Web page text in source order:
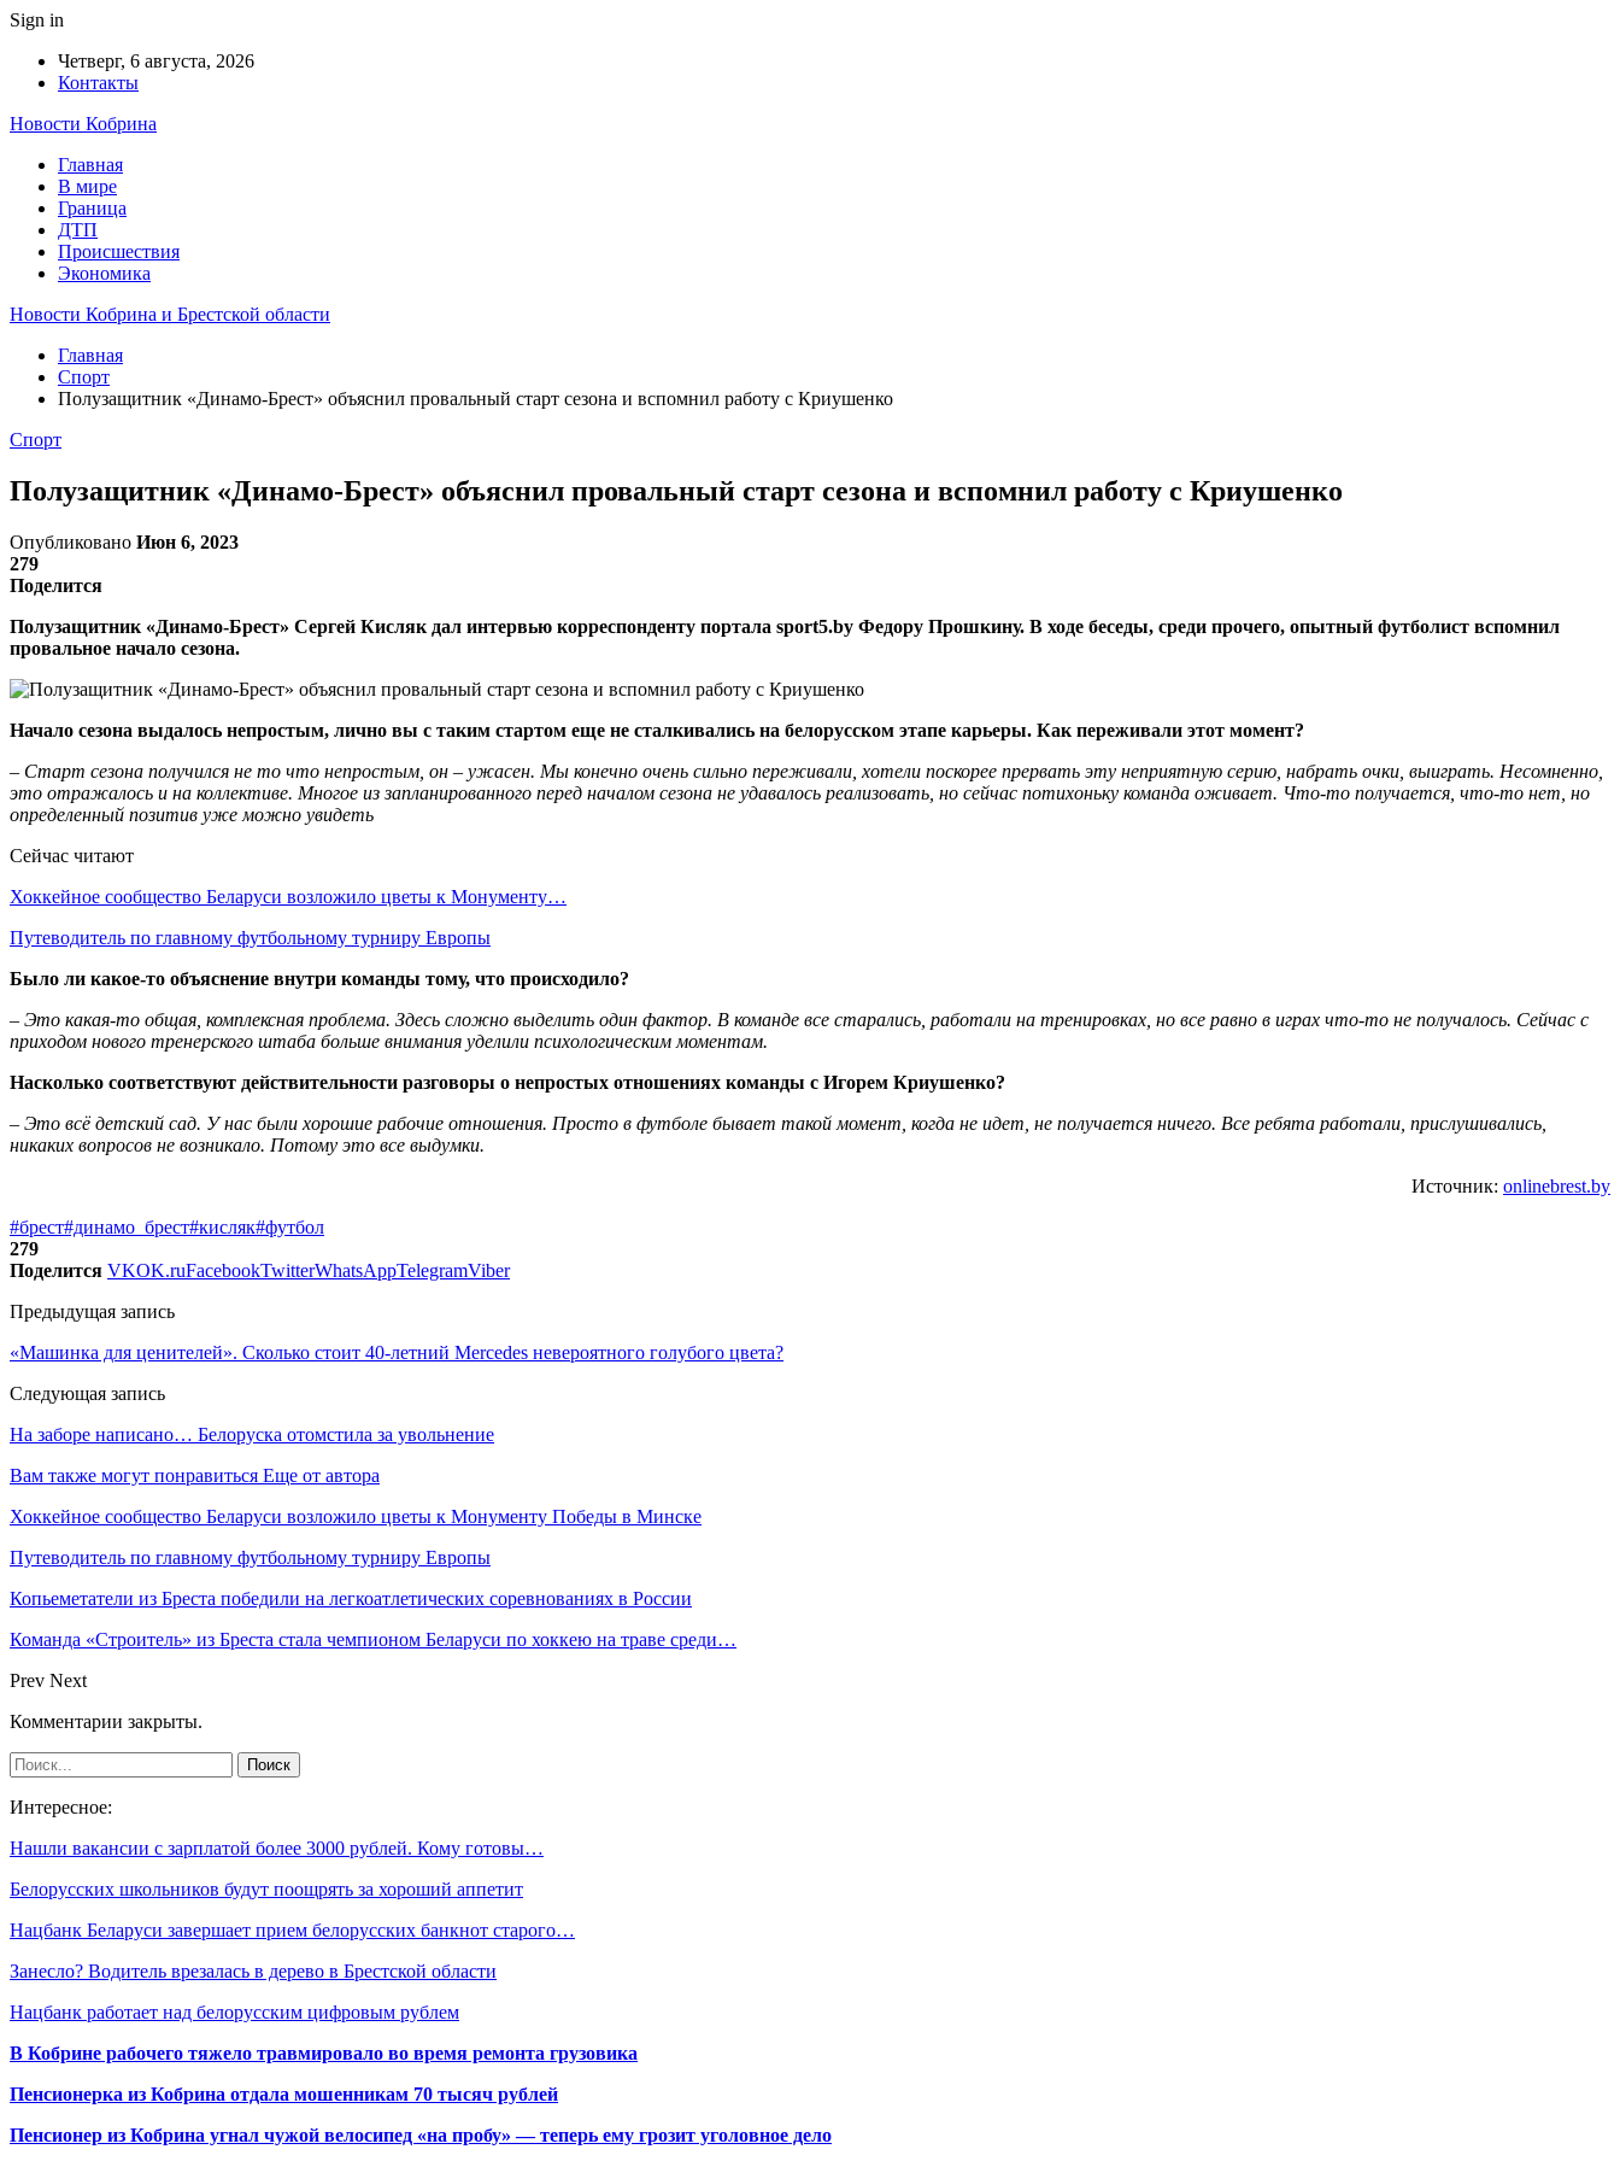
Sign in
Четверг, 6 августа, 2026
Контакты
Новости Кобрина
Главная
В мире
Граница
ДТП
Происшествия
Экономика
Новости Кобрина и Брестской области
Главная
Спорт
Полузащитник «Динамо-Брест» объяснил провальный старт сезона и вспомнил работу с Криушенко
Спорт
Полузащитник «Динамо-Брест» объяснил провальный старт сезона и вспомнил работу с Криушенко
Опубликовано Июн 6, 2023
279
Поделится
Полузащитник «Динамо-Брест» Сергей Кисляк дал интервью корреспонденту портала sport5.by Федору Прошкину. В ходе беседы, среди прочего, опытный футболист вспомнил
провальное начало сезона.
Начало сезона выдалось непростым, лично вы с таким стартом еще не сталкивались на белорусском этапе карьеры. Как переживали этот момент?
– Старт сезона получился не то что непростым, он – ужасен. Мы конечно очень сильно переживали, хотели поскорее прервать эту неприятную серию, набрать очки, выиграть. Несомненно,
это отражалось и на коллективе. Многое из запланированного перед началом сезона не удавалось реализовать, но сейчас потихоньку команда оживает. Что-то получается, что-то нет, но
определенный позитив уже можно увидеть
Сейчас читают
Хоккейное сообщество Беларуси возложило цветы к Монументу…
Путеводитель по главному футбольному турниру Европы
Было ли какое-то объяснение внутри команды тому, что происходило?
– Это какая-то общая, комплексная проблема. Здесь сложно выделить один фактор. В команде все старались, работали на тренировках, но все равно в играх что-то не получалось. Сейчас с
приходом нового тренерского штаба больше внимания уделили психологическим моментам.
Насколько соответствуют действительности разговоры о непростых отношениях команды с Игорем Криушенко?
– Это всё детский сад. У нас были хорошие рабочие отношения. Просто в футболе бывает такой момент, когда не идет, не получается ничего. Все ребята работали, прислушивались,
никаких вопросов не возникало. Потому это все выдумки.
Источник: onlinebrest.by
#брест#динамо_брест#кисляк#футбол
279
Поделится VKOK.ruFacebookTwitterWhatsAppTelegramViber
Предыдущая запись
«Машинка для ценителей». Сколько стоит 40-летний Mercedes невероятного голубого цвета?
Следующая запись
На заборе написано… Белоруска отомстила за увольнение
Вам также могут понравиться Еще от автора
Хоккейное сообщество Беларуси возложило цветы к Монументу Победы в Минске
Путеводитель по главному футбольному турниру Европы
Копьеметатели из Бреста победили на легкоатлетических соревнованиях в России
Команда «Строитель» из Бреста стала чемпионом Беларуси по хоккею на траве среди…
Prev Next
Комментарии закрыты.
Интересное:
Нашли вакансии с зарплатой более 3000 рублей. Кому готовы…
Белорусских школьников будут поощрять за хороший аппетит
Нацбанк Беларуси завершает прием белорусских банкнот старого…
Занесло? Водитель врезалась в дерево в Брестской области
Нацбанк работает над белорусским цифровым рублем
В Кобрине рабочего тяжело травмировало во время ремонта грузовика
Пенсионерка из Кобрина отдала мошенникам 70 тысяч рублей
Пенсионер из Кобрина угнал чужой велосипед «на пробу» — теперь ему грозит уголовное дело